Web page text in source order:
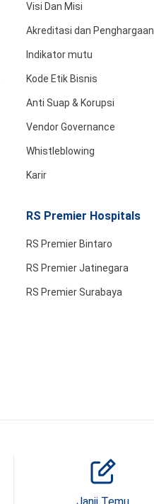
Visi Dan Misi
Akreditasi dan Penghargaan
Indikator mutu
Kode Etik Bisnis
Anti Suap & Korupsi
Vendor Governance
Whistleblowing
Karir
RS Premier Hospitals
RS Premier Bintaro
RS Premier Jatinegara
RS Premier Surabaya